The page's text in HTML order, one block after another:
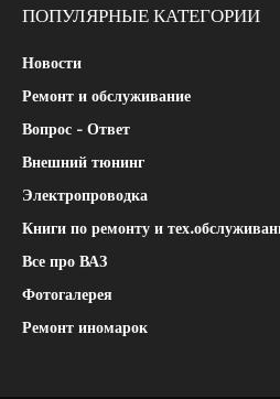
ПОПУЛЯРНЫЕ КАТЕГОРИИ
Новости
Ремонт и обслуживание
Вопрос - Ответ
Внешний тюнинг
Электропроводка
Книги по ремонту и
Все про ВАЗ
Фотогалерея
Ремонт иномарок